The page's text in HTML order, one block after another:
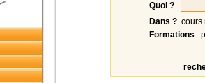
Quoi ?
Dans ? cours
Formations